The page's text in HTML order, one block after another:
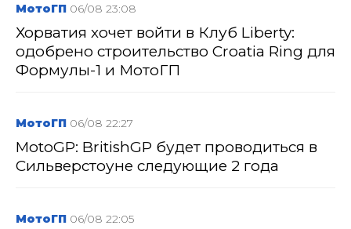
МотоГП 06/08 23:08
Хорватия хочет войти в Клуб Liberty:
одобрено строительство Croatia Ring для
Формулы-1 и МотоГП
МотоГП 06/08 22:27
MotoGP: BritishGP будет проводиться в
Сильверстоуне следующие 2 года
МотоГП 06/08 22:05